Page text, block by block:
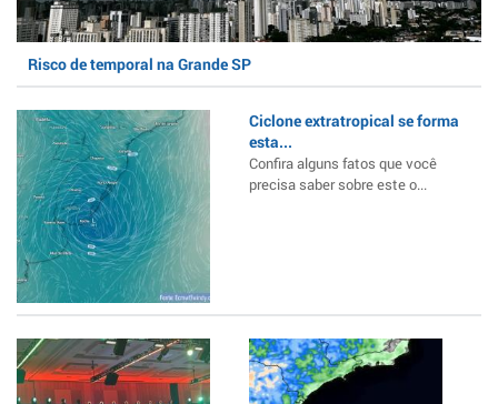
Risco de temporal na Grande SP
Ciclone extratropical se forma
esta...
Confira alguns fatos que você
precisa saber sobre este o...